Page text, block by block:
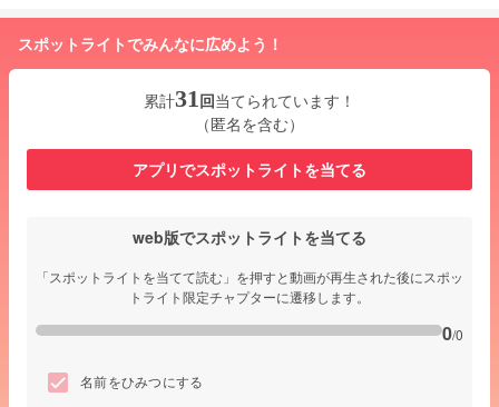
スポットライトでみんなに広めよう！
累計31回当てられています！
（匿名を含む）
アプリでスポットライトを当てる
web版でスポットライトを当てる
「スポットライトを当てて読む」を押すと動画が再生された後にスポッ
トライト限定チャプターに遷移します。
0/0
名前をひみつにする